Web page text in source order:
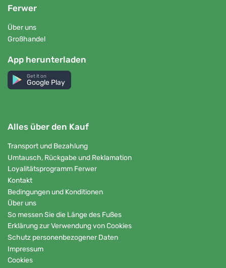
Ferwer
Über uns
Großhandel
App herunterladen
Get it on
Google Play
Alles über den Kauf
Transport und Bezahlung
Umtausch, Rückgabe und Reklamation
Loyalitätsprogramm Ferwer
Kontakt
Bedingungen und Konditionen
Über uns
So messen Sie die Länge des Fußes
Erklärung zur Verwendung von Cookies
Schutz personenbezogener Daten
Impressum
Cookies